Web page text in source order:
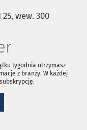
25, wew. 300
tygodnia otrzymasz
z branży. W każdej